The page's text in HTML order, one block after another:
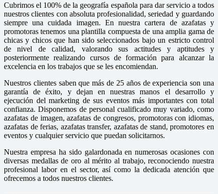
Cubrimos el 100% de la geografía española para dar servicio a todos
nuestros clientes con absoluta profesionalidad, seriedad y guardando
siempre una cuidada imagen. En nuestra cartera de azafatas y
promotoras tenemos una plantilla compuesta de una amplia gama de
chicas y chicos que han sido seleccionados bajo un estricto control
de nivel de calidad, valorando sus actitudes y aptitudes y
posteriormente realizando cursos de formación para alcanzar la
excelencia en los trabajos que se les encomiendan.
Nuestros clientes saben que más de 25 años de experiencia son una
garantía de éxito, y dejan en nuestras manos el desarrollo y
ejecución del marketing de sus eventos más importantes con total
confianza. Disponemos de personal cualificado muy variado, como
azafatas de imagen, azafatas de congresos, promotoras con idiomas,
azafatas de ferias, azafatas transfer, azafatas de stand, promotores en
eventos y cualquier servicio que puedan solicitarnos.
Nuestra empresa ha sido galardonada en numerosas ocasiones con
diversas medallas de oro al mérito al trabajo, reconociendo nuestra
profesional labor en el sector, así como la dedicada atención que
ofrecemos a todos nuestros clientes.